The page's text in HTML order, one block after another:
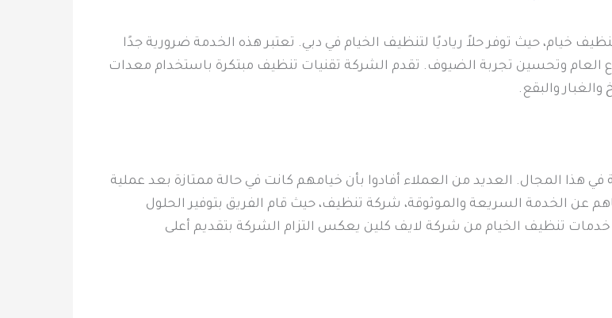
خيام، حيث توفر حلاً رياديًا لتنظيف الخيام في دبي. تعتبر هذه الخدمة ضرورية جدًا
العام وتحسين تجربة الضيوف. تقدم الشركة تقنيات تنظيف مبتكرة باستخدام معدات
والبقع.
المجال. العديد من العملاء أفادوا بأن خيامهم كانت في حالة ممتازة بعد عملية
عن الخدمة السريعة والموثوقة، شركة تنظيف، حيث قام الفريق بتوفير الحلول
خدمات تنظيف الخيام من شركة لايف كلين يعكس التزام الشركة بتقديم أعلى